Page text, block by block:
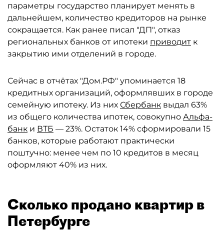
параметры государство планирует менять в
дальнейшем, количество кредиторов на рынке
сокращается. Как ранее писал "ДП", отказ
региональных банков от ипотеки приводит к
закрытию ими отделений в городе.
Сейчас в отчётах "Дом.РФ" упоминается 18
кредитных организаций, оформлявших в городе
семейную ипотеку. Из них Сбербанк выдал 63%
из общего количества ипотек, совокупно Альфа-
банк и ВТБ — 23%. Остаток 14% сформировали 15
банков, которые работают практически
поштучно: менее чем по 10 кредитов в месяц
оформляют 40% из них.
Сколько продано квартир в
Петербурге